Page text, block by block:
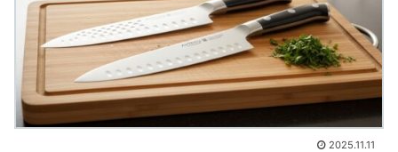
2025.11.11